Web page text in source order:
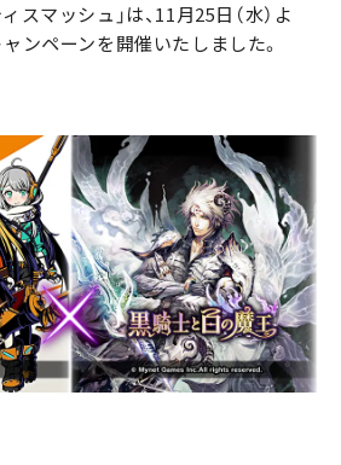
スマッシュ」は、11月25日（水）よ
ンペーンを開催いたしました。